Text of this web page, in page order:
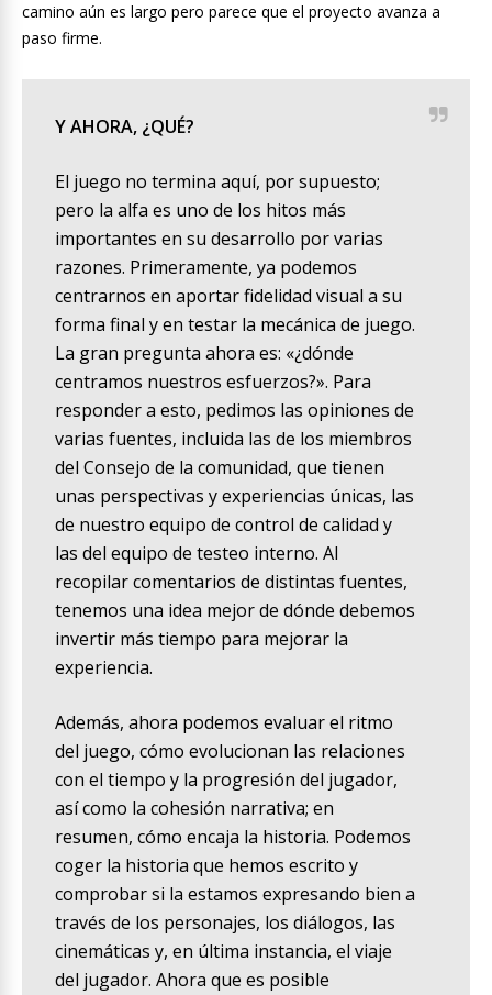
camino aún es largo pero parece que el proyecto avanza a
paso firme.
Y AHORA, ¿QUÉ?
El juego no termina aquí, por supuesto;
pero la alfa es uno de los hitos más
importantes en su desarrollo por varias
razones. Primeramente, ya podemos
centrarnos en aportar fidelidad visual a su
forma final y en testar la mecánica de juego.
La gran pregunta ahora es: «¿dónde
centramos nuestros esfuerzos?». Para
responder a esto, pedimos las opiniones de
varias fuentes, incluida las de los miembros
del Consejo de la comunidad, que tienen
unas perspectivas y experiencias únicas, las
de nuestro equipo de control de calidad y
las del equipo de testeo interno. Al
recopilar comentarios de distintas fuentes,
tenemos una idea mejor de dónde debemos
invertir más tiempo para mejorar la
experiencia.
Además, ahora podemos evaluar el ritmo
del juego, cómo evolucionan las relaciones
con el tiempo y la progresión del jugador,
así como la cohesión narrativa; en
resumen, cómo encaja la historia. Podemos
coger la historia que hemos escrito y
comprobar si la estamos expresando bien a
través de los personajes, los diálogos, las
cinemáticas y, en última instancia, el viaje
del jugador. Ahora que es posible